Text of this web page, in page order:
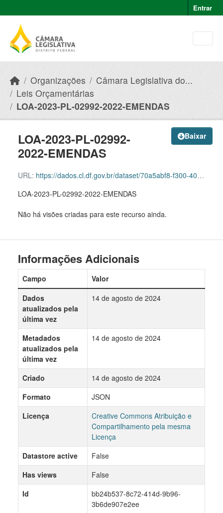
Entrar
Organizações
Câmara Legislativa do...
Leis Orçamentárias
LOA-2023-PL-02992-2022-EMENDAS
Baixar
LOA-2023-PL-02992-
2022-EMENDAS
URL: https://dados.cl.df.gov.br/dataset/70a5abf8-f300-40f2-b319-fd0fa079e673/resource/bb24b537-8c72-414d-9b96-3b6de907e2ee/download/loa-2023-pl-02992-2022-emendas.json
LOA-2023-PL-02992-2022-EMENDAS
Não há visões criadas para este recurso ainda.
Informações Adicionais
Campo
Valor
Dados
atualizados pela
última vez
14 de agosto de 2024
Metadados
atualizados pela
última vez
14 de agosto de 2024
Criado
14 de agosto de 2024
Formato
JSON
Licença
Creative Commons Atribuição e
Compartilhamento pela mesma
Licença
Datastore active
False
Has views
False
Id
bb24b537-8c72-414d-9b96-
3b6de907e2ee